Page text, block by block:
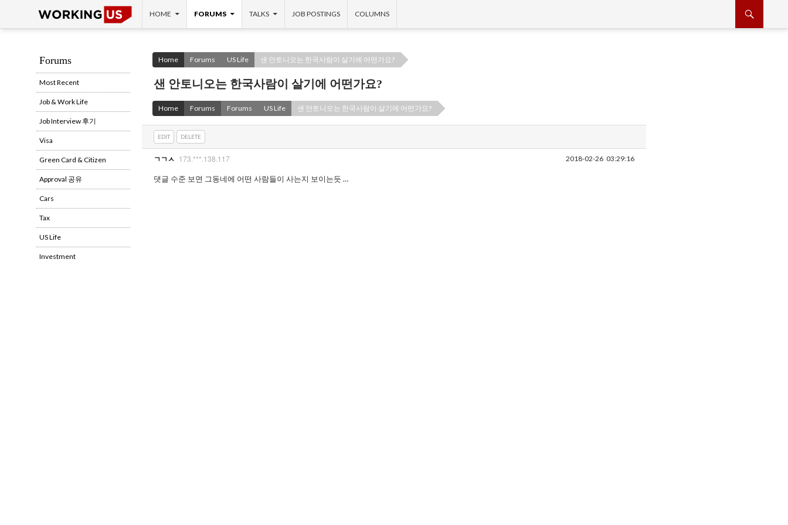
SKIP TO CONTENT
HOME FORUMS TALKS JOB POSTINGS COLUMNS
Home Forums US Life 샌 안토니오는 한국사람이 살기에 어떤가요?
샌 안토니오는 한국사람이 살기에 어떤가요?
Home Forums Forums US Life 샌 안토니오는 한국사람이 살기에 어떤가요?
EDIT DELETE
ㄱㄱㅅ 173.***.138.117 2018-02-26 03:29:16
댓글 수준 보면 그동네에 어떤 사람들이 사는지 보이는듯 …
Forums
Most Recent
Job & Work Life
Job Interview 후기
Visa
Green Card & Citizen
Approval 공유
Cars
Tax
US Life
Investment